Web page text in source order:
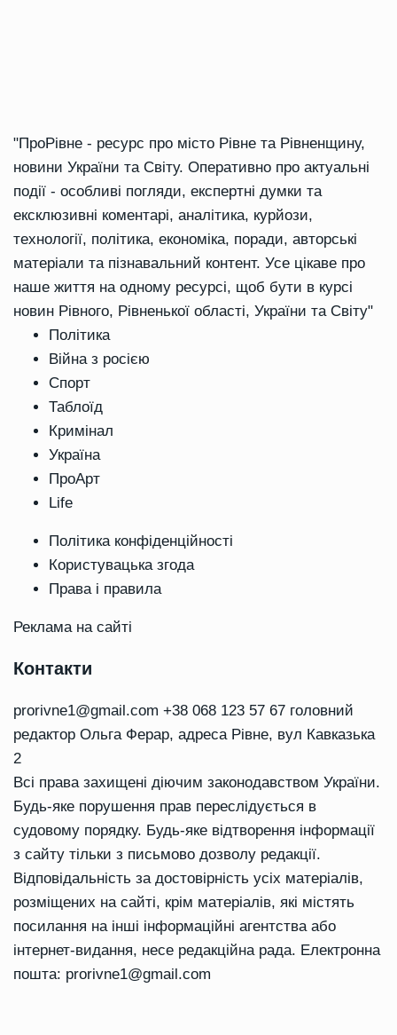
"ПроРівне - ресурс про місто Рівне та Рівненщину,
новини України та Світу. Оперативно про актуальні
події - особливі погляди, експертні думки та
ексклюзивні коментарі, аналітика, курйози,
технології, політика, економіка, поради, авторські
матеріали та пізнавальний контент. Усе цікаве про
наше життя на одному ресурсі, щоб бути в курсі
новин Рівного, Рівненької області, України та Світу"
Політика
Війна з росією
Спорт
Таблоїд
Кримінал
Україна
ПроАрт
Life
Політика конфіденційності
Користувацька згода
Права і правила
Реклама на сайті
Контакти
prorivne1@gmail.com +38 068 123 57 67 головний
редактор Ольга Ферар, адреса Рівне, вул Кавказька
2
Всі права захищені діючим законодавством України.
Будь-яке порушення прав переслідується в
судовому порядку. Будь-яке відтворення інформації
з сайту тільки з письмово дозволу редакції.
Відповідальність за достовірність усіх матеріалів,
розміщених на сайті, крім матеріалів, які містять
посилання на інші інформаційні агентства або
інтернет-видання, несе редакційна рада. Електронна
пошта: prorivne1@gmail.com